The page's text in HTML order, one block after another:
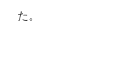
た。